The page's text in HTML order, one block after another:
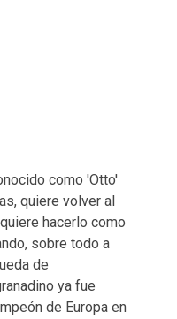
como 'Otto'
quiere volver al
hacerlo como
sobre todo a
de
ya fue
de Europa en